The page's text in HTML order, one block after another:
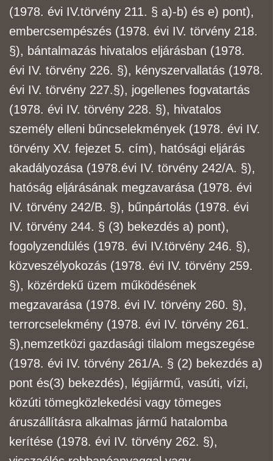
(1978. évi IV.törvény 211. § a)-b) és e) pont),
embercsempészés (1978. évi IV. törvény 218.
§), bántalmazás hivatalos eljárásban (1978.
évi IV. törvény 226. §), kényszervallatás (1978.
évi IV. törvény 227.§), jogellenes fogvatartás
(1978. évi IV. törvény 228. §), hivatalos
személy elleni bűncselekmények (1978. évi IV.
törvény XV. fejezet 5. cím), hatósági eljárás
akadályozása (1978.évi IV. törvény 242/A. §),
hatóság eljárásának megzavarása (1978. évi
IV. törvény 242/B. §), bűnpártolás (1978. évi
IV. törvény 244. § (3) bekezdés a) pont),
fogolyzendülés (1978. évi IV.törvény 246. §),
közveszélyokozás (1978. évi IV. törvény 259.
§), közérdekű üzem működésének
megzavarása (1978. évi IV. törvény 260. §),
terrorcselekmény (1978. évi IV. törvény 261.
§),nemzetközi gazdasági tilalom megszegése
(1978. évi IV. törvény 261/A. § (2) bekezdés a)
pont és(3) bekezdés), légijármű, vasúti, vízi,
közúti tömegközlekedési vagy tömeges
áruszállításra alkalmas jármű hatalomba
kerítése (1978. évi IV. törvény 262. §),